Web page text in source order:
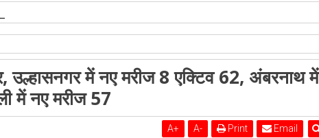
शेरी लुंड
में नए मरीज 4 एक्टिव 76, कल्याण-डोंबिवली में नए मरीज 57
उल्हासनगर में नए मरीज 8 एक्टिव 62, अंबरनाथ में
में नए मरीज 57
A+ A- Print Email